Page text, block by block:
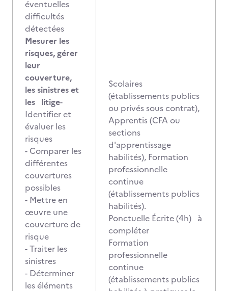
éventuelles
difficultés
détectées
Mesurer les
risques, gérer
leur
couverture,
les sinistres et
les litige-
Identifier et
évaluer les
risques
- Comparer les
différentes
couvertures
possibles
- Mettre en
œuvre une
couverture de
risque
- Traiter les
sinistres
- Déterminer
les éléments
Scolaires
(établissements publics
ou privés sous contrat),
Apprentis (CFA ou
sections
d'apprentissage
habilités), Formation
professionnelle
continue
(établissements publics
habilités).
Ponctuelle Écrite (4h) à
compléter
Formation
professionnelle
continue
(établissements publics